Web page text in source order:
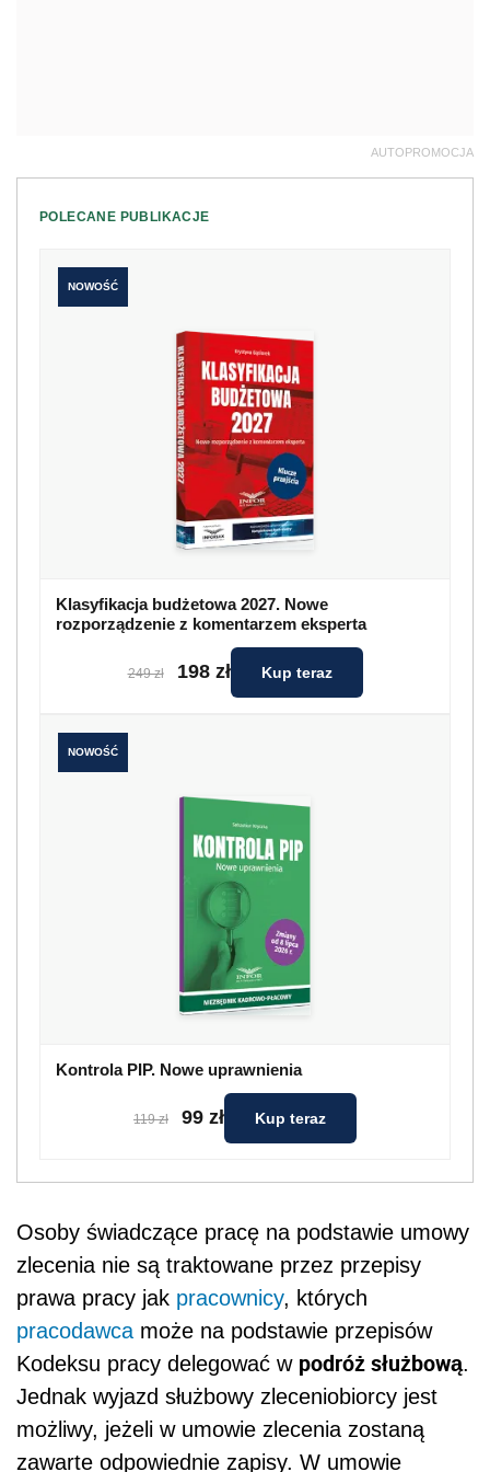
AUTOPROMOCJA
POLECANE PUBLIKACJE
NOWOŚĆ
Klasyfikacja budżetowa 2027. Nowe
rozporządzenie z komentarzem eksperta
249 zł 198 zł Kup teraz
NOWOŚĆ
Kontrola PIP. Nowe uprawnienia
119 zł 99 zł Kup teraz
Osoby świadczące pracę na podstawie umowy
zlecenia nie są traktowane przez przepisy
prawa pracy jak pracownicy, których
pracodawca może na podstawie przepisów
Kodeksu pracy delegować w podróż służbową.
Jednak wyjazd służbowy zleceniobiorcy jest
możliwy, jeżeli w umowie zlecenia zostaną
zawarte odpowiednie zapisy. W umowie